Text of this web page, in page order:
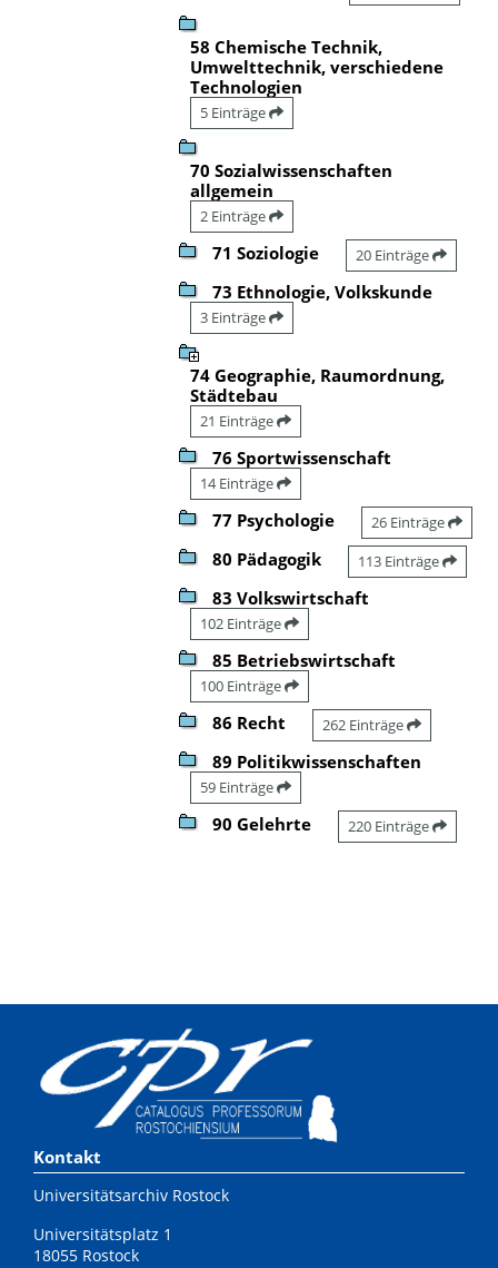
58 Chemische Technik,
Umwelttechnik, verschiedene
Technologien
5 Einträge
70 Sozialwissenschaften
allgemein
2 Einträge
71 Soziologie 20 Einträge
73 Ethnologie, Volkskunde
3 Einträge
74 Geographie, Raumordnung,
Städtebau
21 Einträge
76 Sportwissenschaft
14 Einträge
77 Psychologie 26 Einträge
80 Pädagogik 113 Einträge
83 Volkswirtschaft
102 Einträge
85 Betriebswirtschaft
100 Einträge
86 Recht 262 Einträge
89 Politikwissenschaften
59 Einträge
90 Gelehrte 220 Einträge
Kontakt
Universitätsarchiv Rostock
Universitätsplatz 1
18055 Rostock